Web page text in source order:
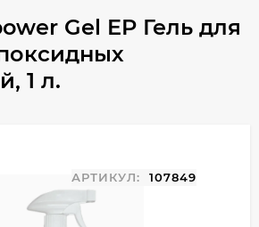
Gel EP Гель для
1 л.
АРТИКУЛ: 107849